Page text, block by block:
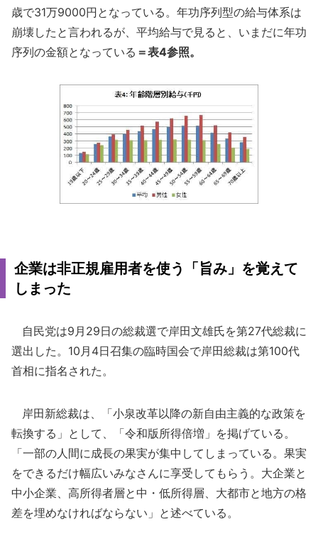
歳で31万9000円となっている。年功序列型の給与体系は
崩壊したと言われるが、平均給与で見ると、いまだに年功
序列の金額となっている ＝表4参照。
企業は非正規雇用者を使う「旨み」を覚えて
しまった
自民党は9月29日の総裁選で岸田文雄氏を第27代総裁に
選出した。10月4日召集の臨時国会で岸田総裁は第100代
首相に指名された。
岸田新総裁は、「小泉改革以降の新自由主義的な政策を
転換する」として、「令和版所得倍増」を掲げている。
「一部の人間に成長の果実が集中してしまっている。果実
をできるだけ幅広いみなさんに享受してもらう。大企業と
中小企業、高所得者層と中・低所得層、大都市と地方の格
差を埋めなければならない」と述べている。